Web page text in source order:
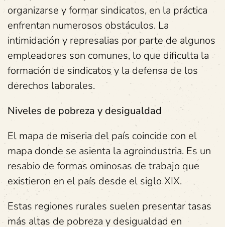
organizarse y formar sindicatos, en la práctica
enfrentan numerosos obstáculos. La
intimidación y represalias por parte de algunos
empleadores son comunes, lo que dificulta la
formación de sindicatos y la defensa de los
derechos laborales.
Niveles de pobreza y desigualdad
El mapa de miseria del país coincide con el
mapa donde se asienta la agroindustria. Es un
resabio de formas ominosas de trabajo que
existieron en el país desde el siglo XIX.
Estas regiones rurales suelen presentar tasas
más altas de pobreza y desigualdad en